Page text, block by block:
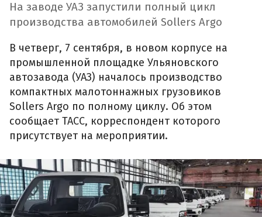
На заводе УАЗ запустили полный цикл
производства автомобилей Sollers Argo
В четверг, 7 сентября, в новом корпусе на
промышленной площадке Ульяновского
автозавода (УАЗ) началось производство
компактных малотоннажных грузовиков
Sollers Argo по полному циклу. Об этом
сообщает ТАСС, корреспондент которого
присутствует на мероприятии.